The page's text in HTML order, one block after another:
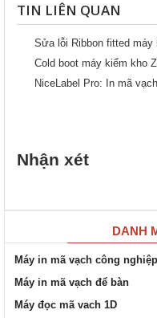
TIN LIÊN QUAN
Sửa lỗi Ribbon fitted máy
Cold boot máy kiểm kho
NiceLabel Pro: In mã
Nhận xét
DANH
Máy in mã vạch công nghiệp
Máy in mã vạch để bàn
Máy đọc mã vach 1D